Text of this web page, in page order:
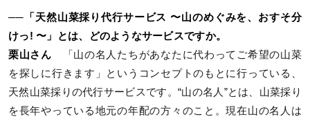
──「天然山菜採り代行サービス 〜山のめぐみを、おすそ分
けっ! 〜」とは、どのようなサービスですか。
栗山さん 「山の名人たちがあなたに代わってご希望の山菜
を探しに行きます」というコンセプトのもとに行っている、
天然山菜採りの代行サービスです。“山の名人”とは、山菜採り
を長年やっている地元の年配の方々のこと。現在山の名人は